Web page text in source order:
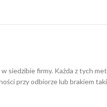
firmy. Każda z tych
przy odbiorze lub brakiem